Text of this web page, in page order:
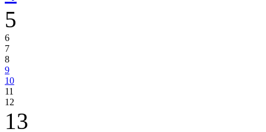
5
6
7
8
9
10
11
12
13